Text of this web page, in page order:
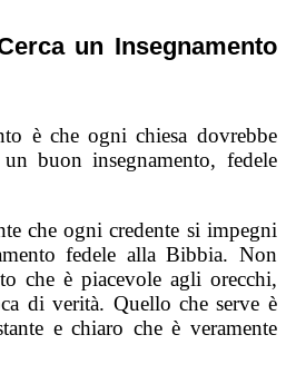
un Insegnamento
è che ogni chiesa dovrebbe
buon insegnamento, fedele
che ogni credente si impegni
fedele alla Bibbia. Non
che è piacevole agli orecchi,
di verità. Quello che serve è
e chiaro che è veramente